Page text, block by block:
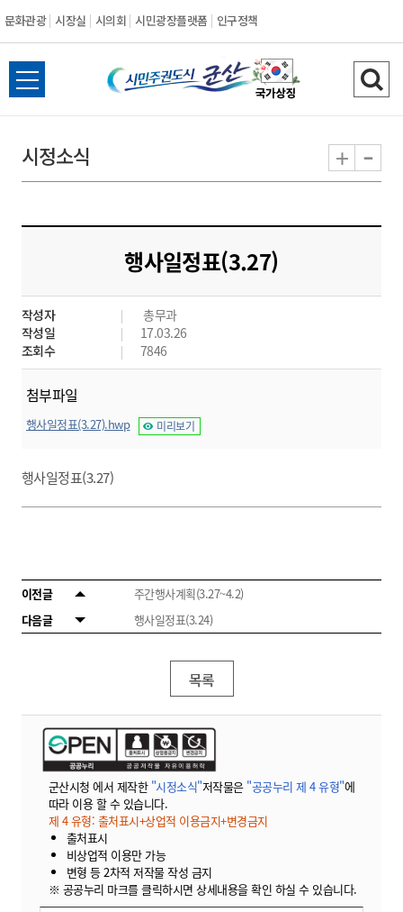
문화관광 시장실 시의회 시민광장플랫폼 인구정책
시
민
도
시
군
산
전
체
뉴
열
검
색
기
시정소식 + -
행사일정표(3.27)
작성자
총무과
작성일
17.03.26
조회수
7846
첨부파일
행사일정표(3.27).hwp 미리보기
행사일정표(3.27)
이전글
주간행사계획(3.27~4.2)
다음글
행사일정표(3.24)
목록
군산시청 에서 제작한 "시정소식"저작물은 "공공누리 제 4 유형"에
따라 이용 할 수 있습니다.
제 4 유형: 출처표시+상업적 이용금지+변경금지
출처표시
비상업적 이용만 가능
변형 등 2차적 저작물 작성 금지
※ 공공누리 마크를 클릭하시면 상세내용을 확인 하실 수 있습니다.